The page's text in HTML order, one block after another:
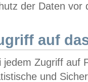
der Daten vor
auf
jedem Zugriff auf
und